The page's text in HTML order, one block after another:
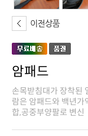
암패드
합,공중부양팔로 변신